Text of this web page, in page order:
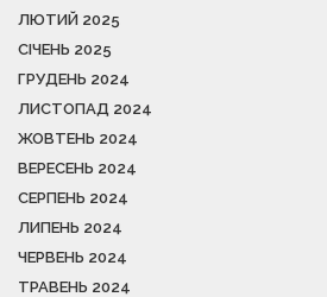
ЛЮТИЙ 2025
СІЧЕНЬ 2025
ГРУДЕНЬ 2024
ЛИСТОПАД 2024
ЖОВТЕНЬ 2024
ВЕРЕСЕНЬ 2024
СЕРПЕНЬ 2024
ЛИПЕНЬ 2024
ЧЕРВЕНЬ 2024
ТРАВЕНЬ 2024